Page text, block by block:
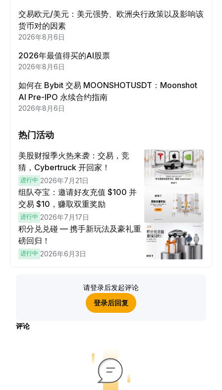
交易欧元/美元：美元强势、欧洲央行政策以及影响该
货币对的因素
2026年8月6日
2026年最值得买的AI股票
2026年8月6日
如何在 Bybit 交易 MOONSHOTUSDT：Moonshot
AI Pre-IPO 永续合约指南
2026年8月6日
热门活动
美股财报季火热来袭：交易，竞
猜，Cybertruck 开回家！
进行中 2026年7月21日
组队夺宝：邀请好友充值 $100 并
交易 $10，赚取双重奖励
进行中 2026年7月17日
积分兑兑碰 — 携手新玩法及豪礼重
磅回归！
进行中 2026年6月3日
请登录后发起评论
登录后回复
评论